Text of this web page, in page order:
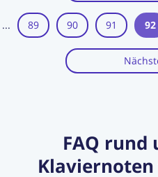
... 89 90 91 92
FAQ rund